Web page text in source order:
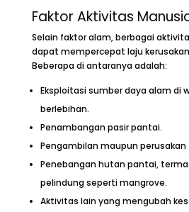
Faktor Aktivitas
Selain faktor alam, berbagai
dapat mempercepat laju
Beberapa di antaranya adalah:
Eksploitasi sumber daya alam di
berlebihan.
Penambangan pasir pantai.
Pengambilan maupun
Penebangan hutan pantai,
pelindung seperti mangrove.
Aktivitas lain yang mengubah